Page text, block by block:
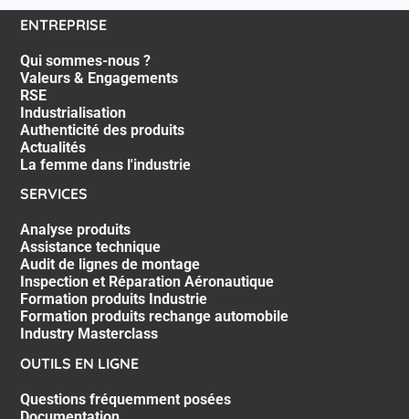
ENTREPRISE
Qui sommes-nous ?
Valeurs & Engagements
RSE
Industrialisation
Authenticité des produits
Actualités
La femme dans l'industrie
SERVICES
Analyse produits
Assistance technique
Audit de lignes de montage
Inspection et Réparation Aéronautique
Formation produits Industrie
Formation produits rechange automobile
Industry Masterclass
OUTILS EN LIGNE
Questions fréquemment posées